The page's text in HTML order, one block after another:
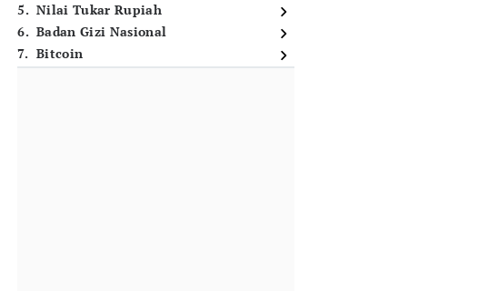
5. Nilai Tukar Rupiah
6. Badan Gizi Nasional
7. Bitcoin